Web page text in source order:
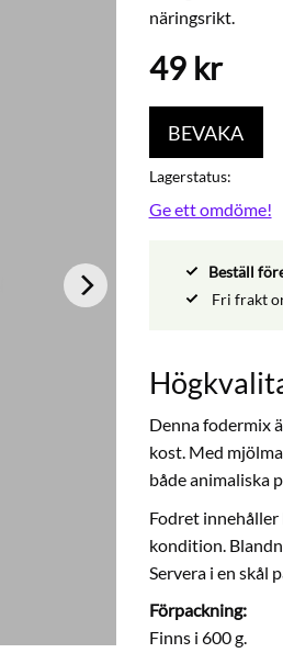
näringsrikt.
49kr
BEVAKA
Lagerstatus
Ge ett omdöme!
Beställ
Fri frakt
Denna fodermix
kost. Med
både animaliska
Fodret innehåller
kondition.
Servera i en skål
Förpackning:
Finns i 600 g.